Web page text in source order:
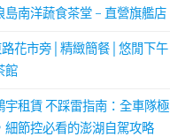
島南洋蔬食茶堂 - 直營旗艦店
花市旁│精緻簡餐│悠閒下午
館
宇租賃 不踩雷指南：全車隊極
細節控必看的澎湖自駕攻略